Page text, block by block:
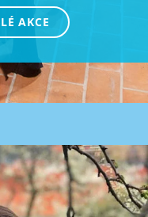
AKCE